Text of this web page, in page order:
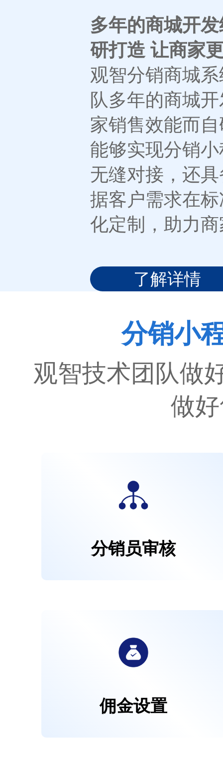
多年的商城开
研打造 让商家
观智分销商城
队多年的商城
家销售效能而
能够实现分销
无缝对接，还
据客户需求在
化定制，助力
了解详情
分销小
观智技术团队做
做
分销员审核
佣金设置